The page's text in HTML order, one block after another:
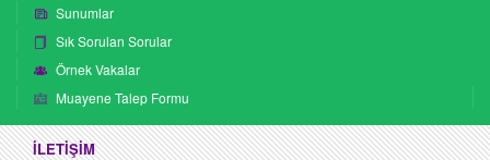
Sunumlar
Sık Sorulan Sorular
Örnek Vakalar
Muayene Talep Formu
İLETİŞİM